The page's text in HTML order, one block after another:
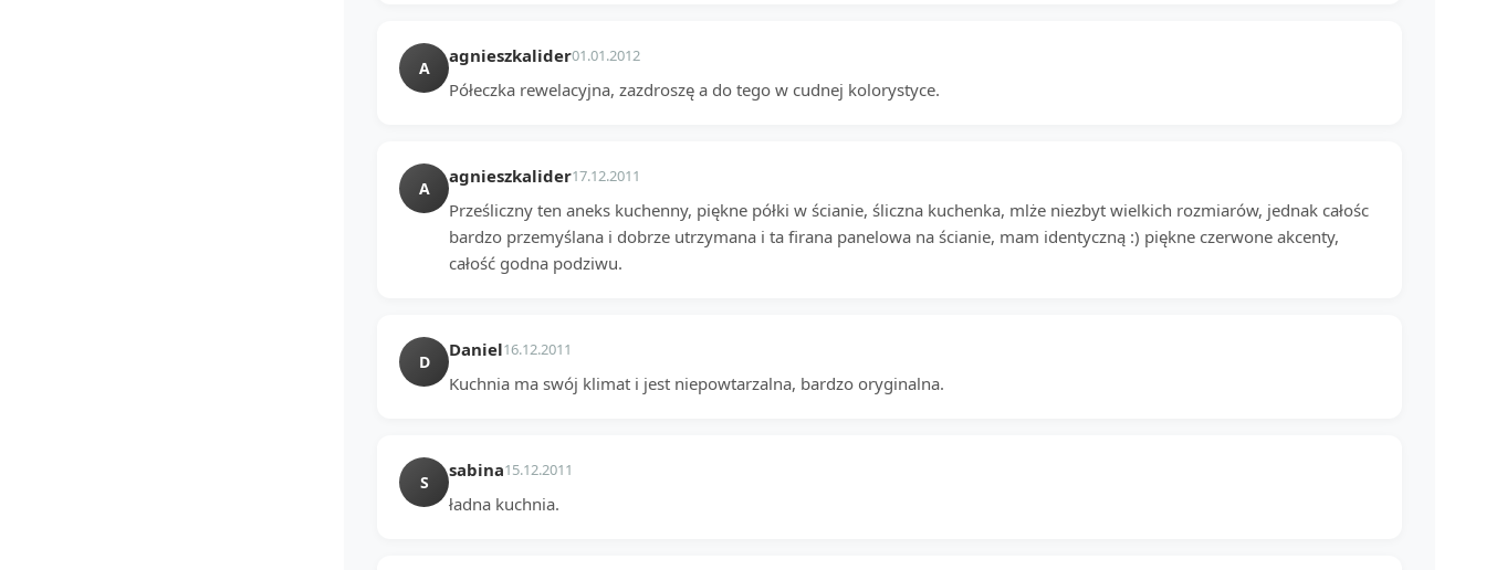
A
agnieszkalider01.01.2012
Półeczka rewelacyjna, zazdroszę a do tego w cudnej kolorystyce.
A
agnieszkalider17.12.2011
Prześliczny ten aneks kuchenny, piękne półki w ścianie, śliczna kuchenka, mlże niezbyt wielkich rozmiarów, jednak całośc
bardzo przemyślana i dobrze utrzymana i ta firana panelowa na ścianie, mam identyczną :) piękne czerwone akcenty,
całość godna podziwu.
D
Daniel16.12.2011
Kuchnia ma swój klimat i jest niepowtarzalna, bardzo oryginalna.
S
sabina15.12.2011
ładna kuchnia.